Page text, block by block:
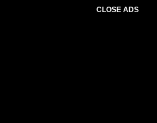
CLOSE ADS